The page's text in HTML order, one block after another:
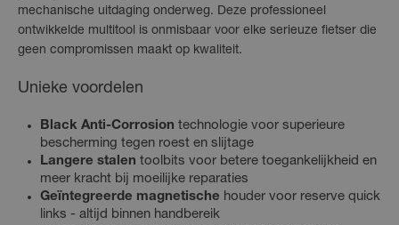
mechanische uitdaging onderweg. Deze professioneel
ontwikkelde multitool is onmisbaar voor elke serieuze fietser die
geen compromissen maakt op kwaliteit.
Unieke voordelen
Black Anti-Corrosion technologie voor superieure
bescherming tegen roest en slijtage
Langere stalen toolbits voor betere toegankelijkheid en
meer kracht bij moeilijke reparaties
Geïntegreerde magnetische houder voor reserve quick
links - altijd binnen handbereik